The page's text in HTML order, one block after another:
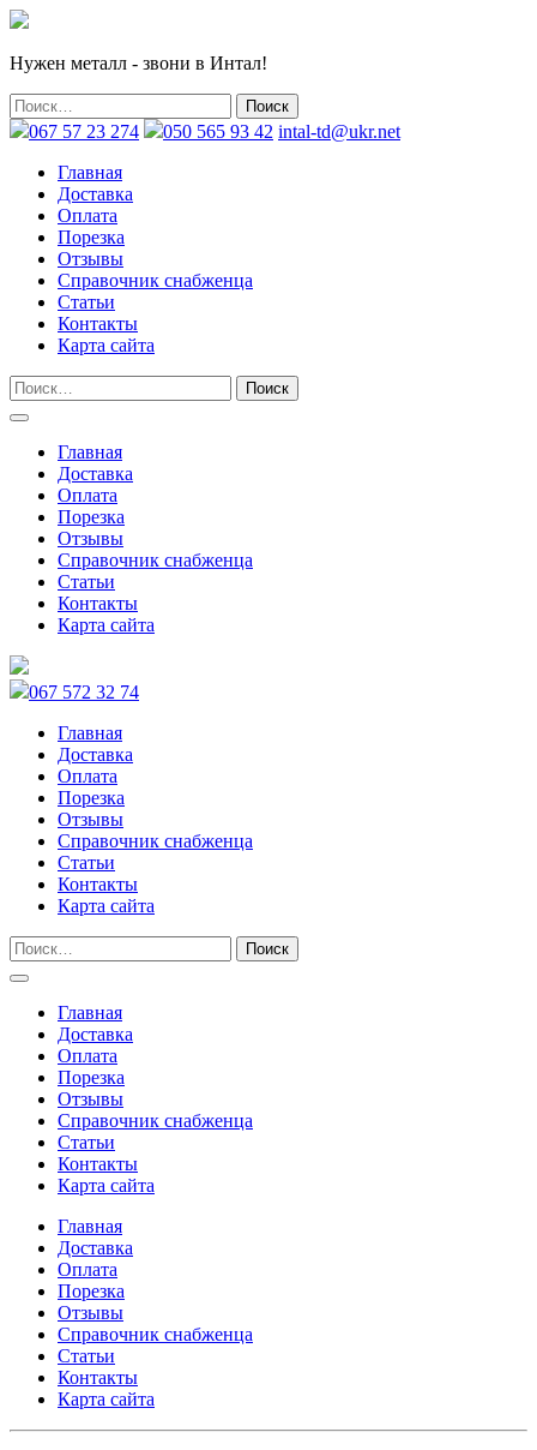
Нужен металл - звони в Интал!
067 57 23 274 050 565 93 42 intal-td@ukr.net
Главная
Доставка
Оплата
Порезка
Отзывы
Справочник снабженца
Статьи
Контакты
Карта сайта
Главная
Доставка
Оплата
Порезка
Отзывы
Справочник снабженца
Статьи
Контакты
Карта сайта
067 572 32 74
Главная
Доставка
Оплата
Порезка
Отзывы
Справочник снабженца
Статьи
Контакты
Карта сайта
Главная
Доставка
Оплата
Порезка
Отзывы
Справочник снабженца
Статьи
Контакты
Карта сайта
Главная
Доставка
Оплата
Порезка
Отзывы
Справочник снабженца
Статьи
Контакты
Карта сайта